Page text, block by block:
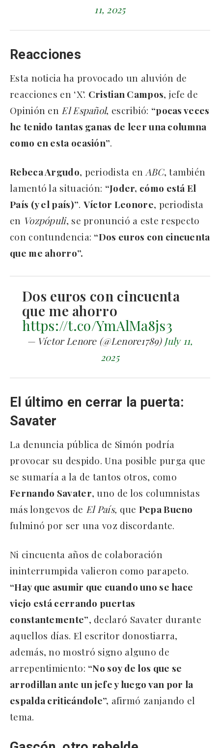
11, 2025
Reacciones
Esta noticia ha provocado un aluvión de
reacciones en ‘X’. Cristian Campos, jefe de
Opinión en El Español, escribió: “pocas veces
he tenido tantas ganas de leer una columna
como en esta ocasión”.
Rebeca Argudo, periodista en ABC, también
lamentó la situación: “Joder, cómo está El
País (y el país)”. Víctor Leonore, periodista
en Vozpópuli, se pronunció a este respecto
con contundencia: “Dos euros con cincuenta
que me ahorro”.
Dos euros con cincuenta
que me ahorro
https://t.co/YmAlMa8js3
— Víctor Lenore (@Lenore1789) July 11,
2025
El último en cerrar la puerta:
Savater
La denuncia pública de Simón podría
provocar su despido. Una posible purga que
se sumaría a la de tantos otros, como
Fernando Savater, uno de los columnistas
más longevos de El País, que Pepa Bueno
fulminó por ser una voz discordante.
Ni cincuenta años de colaboración
ininterrumpida valieron como parapeto.
“Hay que asumir que cuando uno se hace
viejo está cerrando puertas
constantemente”, declaró Savater durante
aquellos días. El escritor donostiarra,
además, no mostró signo alguno de
arrepentimiento: “No soy de los que se
arrodillan ante un jefe y luego van por la
espalda criticándole”, afirmó zanjando el
tema.